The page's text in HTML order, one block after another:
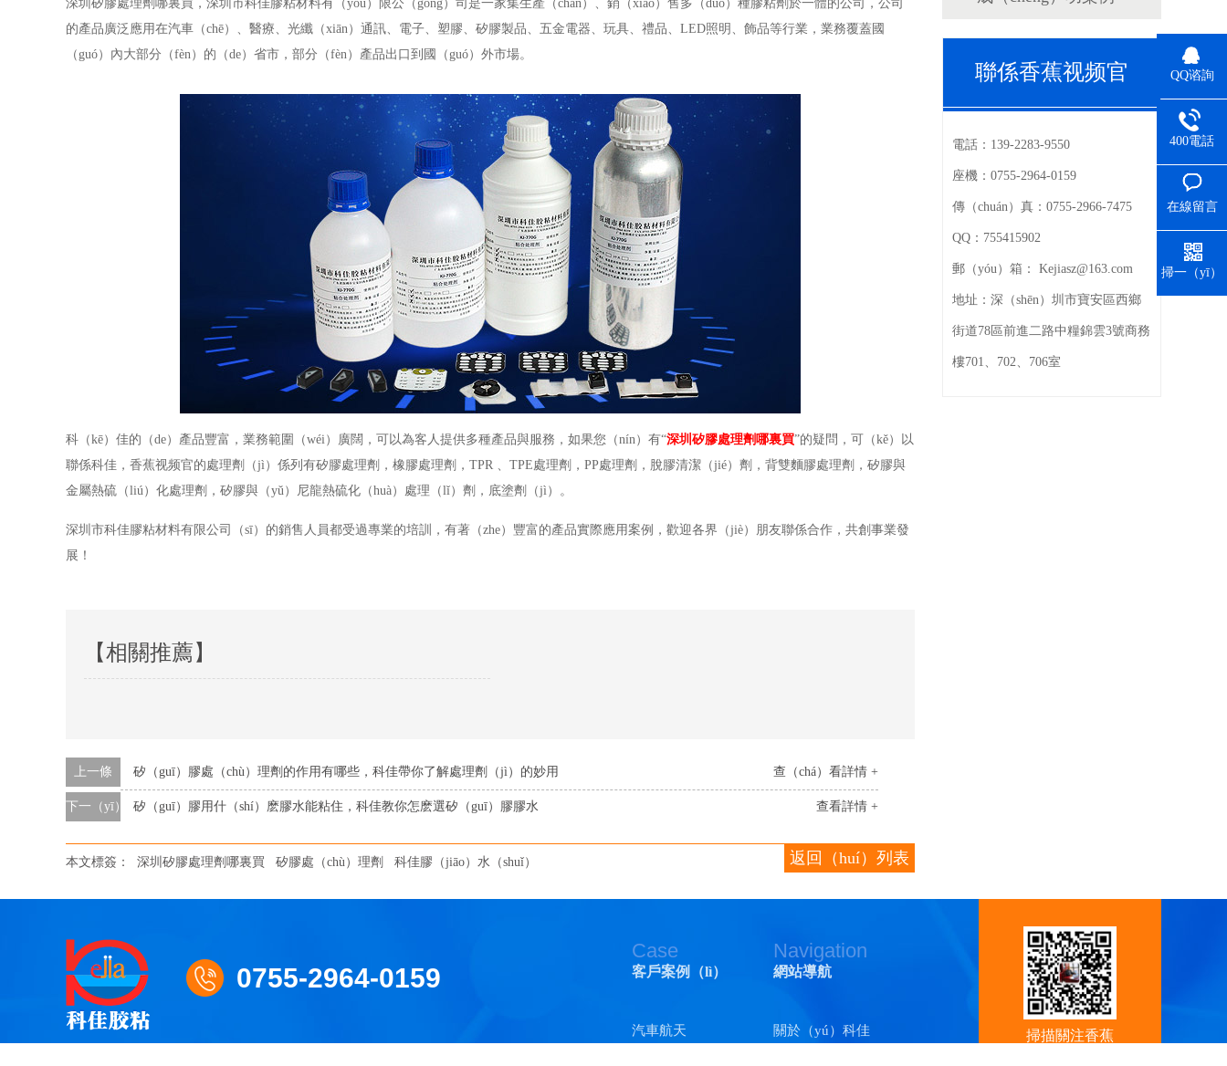
深圳矽膠處理劑哪裏買，深圳市科佳膠粘材料有（yǒu）限公（gōng）司是一家集生產（chǎn）、銷（xiāo）售多（duō）種膠粘劑於一體的公司，公司
的產品廣泛應用在汽車（chē）、醫療、光纖（xiān）通訊、電子、塑膠、矽膠製品、五金電器、玩具、禮品、LED照明、飾品等行業，業務覆蓋國
（guó）內大部分（fèn）的（de）省市，部分（fèn）產品出口到國（guó）外市場。
科（kē）佳的（de）產品豐富，業務範圍（wéi）廣闊，可以為客人提供多種產品與服務，如果您（nín）有“深圳矽膠處理劑哪裏買”的疑問，可（kě）以
聯係科佳，香蕉视频官的處理劑（jì）係列有矽膠處理劑，橡膠處理劑，TPR 、TPE處理劑，PP處理劑，脫膠清潔（jié）劑，背雙麵膠處理劑，矽膠與
金屬熱硫（liú）化處理劑，矽膠與（yǔ）尼龍熱硫化（huà）處理（lǐ）劑，底塗劑（jì）。
深圳市科佳膠粘材料有限公司（sī）的銷售人員都受過專業的培訓，有著（zhe）豐富的產品實際應用案例，歡迎各界（jiè）朋友聯係合作，共創事業發
展！
【相關推薦】
查（chá）看詳情 +
上一條 矽（guī）膠處（chù）理劑的作用有哪些，科佳帶你了解處理劑（jì）的妙用
查看詳情 +
下一（yī）條矽（guī）膠用什（shí）麽膠水能粘住，科佳教你怎麽選矽（guī）膠膠水
返回（huí）列表
本文標簽： 深圳矽膠處理劑哪裏買 矽膠處（chù）理劑 科佳膠（jiāo）水（shuǐ）
聯係香蕉视频官
（men）
電話： 139-2283-9550
座機： 0755-2964-0159
傳（chuán）真： 0755-2966-7475
QQ： 755415902
郵（yóu）箱： Kejiasz@163.com
地址： 深（shēn）圳市寶安區西鄉
街道78區前進二路中糧錦雲3號商務
樓701、702、706室
0755-2964-0159
Case
客戶案例（lì）
汽車航天
Navigation
網站導航
關於（yú）科佳 掃描關注香蕉
QQ谘詢
400電話
在線留言
掃一（yī）